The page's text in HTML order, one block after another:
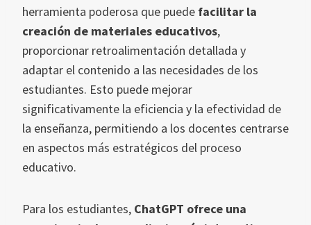
herramienta poderosa que puede facilitar la
creación de materiales educativos,
proporcionar retroalimentación detallada y
adaptar el contenido a las necesidades de los
estudiantes. Esto puede mejorar
significativamente la eficiencia y la efectividad de
la enseñanza, permitiendo a los docentes centrarse
en aspectos más estratégicos del proceso
educativo.
Para los estudiantes, ChatGPT ofrece una